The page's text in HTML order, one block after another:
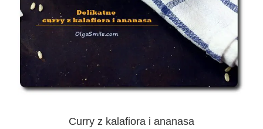
Curry z kalafiora i ananasa